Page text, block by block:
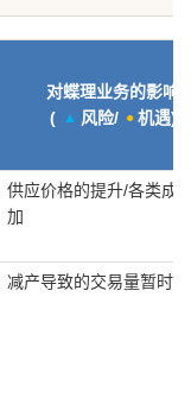
对蝶理业务的影响
(
风险/ 机遇)
供应价格的提升/各类成
加
减产导致的交易量暂时